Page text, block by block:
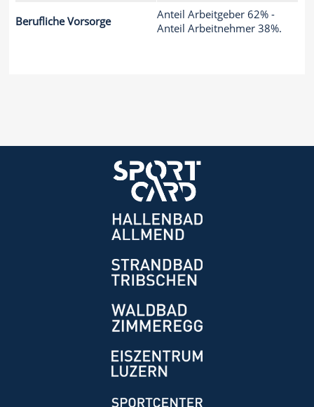
Berufliche Vorsorge
Anteil Arbeitgeber 62% -
Anteil Arbeitnehmer 38%.